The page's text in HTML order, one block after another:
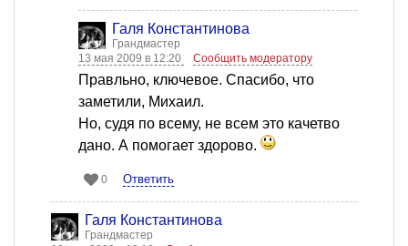
Галя Константинова
Грандмастер
13 мая 2009 в 12:20
Сообщить модератору
Правльно, ключевое. Спасибо, что
заметили, Михаил.
Но, судя по всему, не всем это качетво
дано. А помогает здорово.
0 Ответить
Галя Константинова
Грандмастер